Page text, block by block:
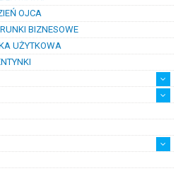
OJCA
BIZNESOWE
UŻYTKOWA